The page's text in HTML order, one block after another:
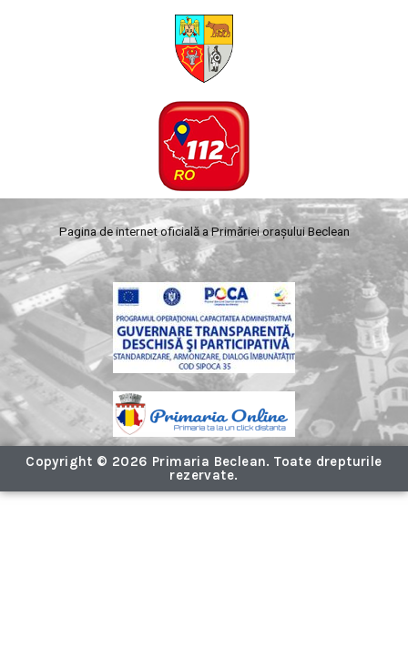
Pagina de internet oficială a Primăriei orașului Beclean
Copyright © 2026 Primaria Beclean. Toate drepturile
rezervate.